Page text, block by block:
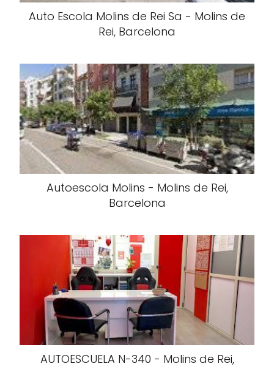
Auto Escola Molins de Rei Sa - Molins de
Rei, Barcelona
Autoescola Molins - Molins de Rei,
Barcelona
AUTOESCUELA N-340 - Molins de Rei,